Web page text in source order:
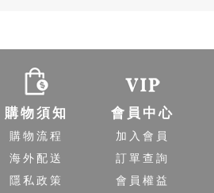
購物須知
購物流程
海外配送
隱私政策
會員中心
加入會員
訂單查詢
會員權益